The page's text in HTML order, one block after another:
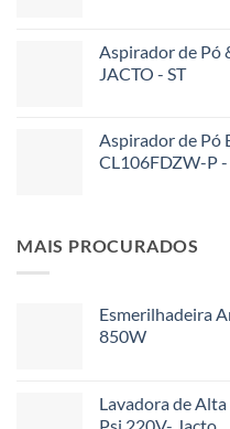
Aspirador de Pó
JACTO - ST
Aspirador de Pó
CL106FDZW-P
MAIS PROCURADOS
Esmerilhadeira
850W
Lavadora de